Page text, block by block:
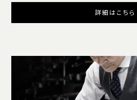
詳細はこちら